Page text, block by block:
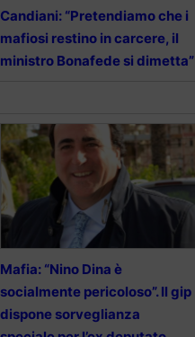
Candiani: “Pretendiamo che i
mafiosi restino in carcere, il
ministro Bonafede si dimetta”
Mafia: “Nino Dina è
socialmente pericoloso”. Il gip
dispone sorveglianza